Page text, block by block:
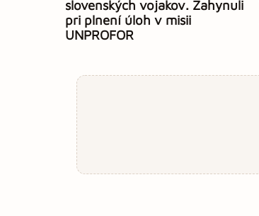
slovenských vojakov. Zahynuli
pri plnení úloh v misii
UNPROFOR